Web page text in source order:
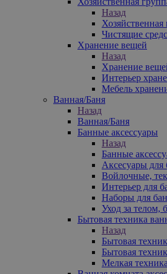
Назад
Хозяйственная
Чистящие
Хранение вещей
Назад
Хранение
Интерьер
Мебель
Ванная/Баня
Назад
Ванная/Баня
Банные аксессуары
Назад
Банные
Аксесуары для
Войлочные,
Интерьер для
Наборы для
Уход за телом,
Бытовая техника
Назад
Бытовая
Бытовая
Мелкая